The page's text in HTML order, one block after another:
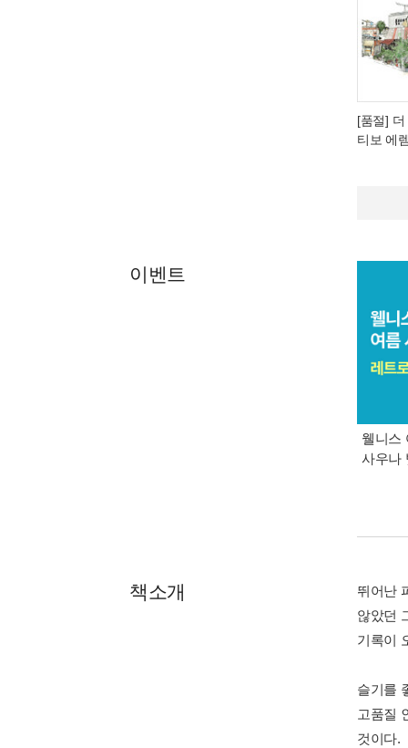
[품절]
티보 에
이벤트
웰니스
사우나
책소개
뛰어난
않았던
기록이
슬기를
고품질
것이다.